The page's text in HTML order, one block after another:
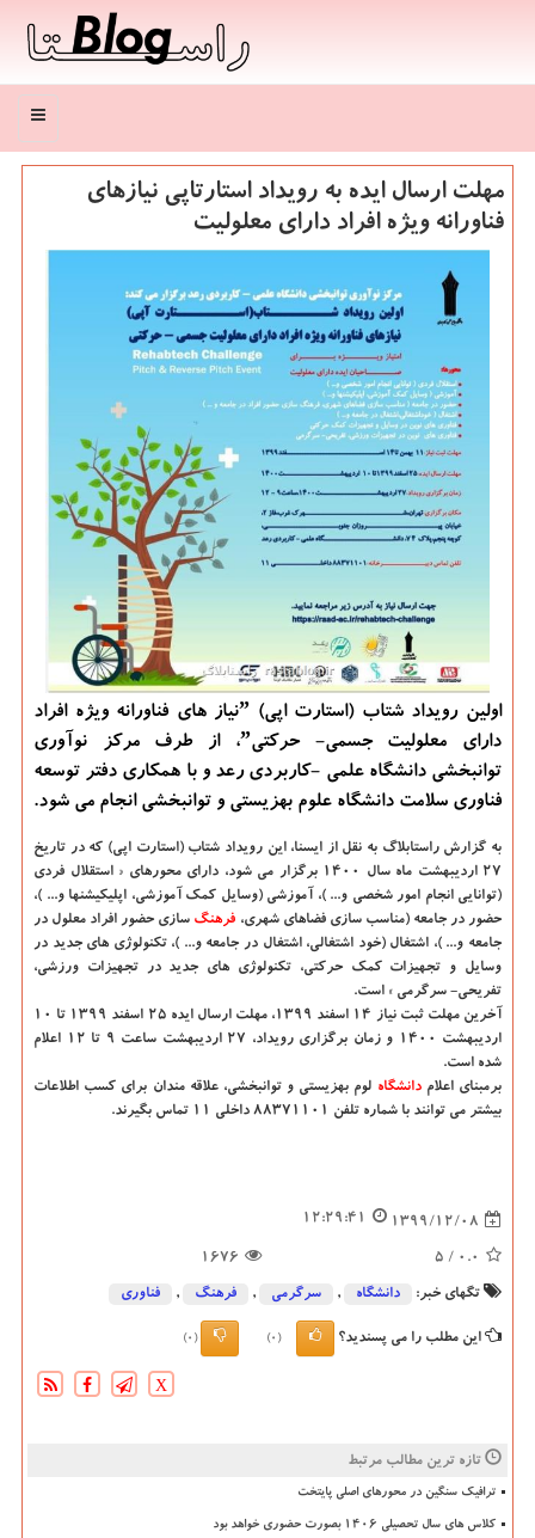
منو
مهلت ارسال ایده به رویداد استارتاپی نیازهای
فناورانه ویژه افراد دارای معلولیت
اولین رویداد شتاب (استارت اپی) ˮنیاز های فناورانه ویژه افراد
دارای معلولیت جسمی- حرکتیˮ، از طرف مرکز نوآوری
توانبخشی دانشگاه علمی -کاربردی رعد و با همکاری دفتر توسعه
فناوری سلامت دانشگاه علوم بهزیستی و توانبخشی انجام می شود.
به گزارش راستابلاگ به نقل از ایسنا،این رویداد شتاب (استارت اپی) که در تاریخ
27 اردیبهشت ماه سال 1400 برگزار می شود، دارای محورهای « استقلال فردی
(توانایی انجام امور شخصی و... )، آموزشی (وسایل کمک آموزشی، اپلیکیشنها و... )،
حضور در جامعه (مناسب سازی فضاهای شهری، فرهنگ سازی حضور افراد معلول در
جامعه و... )، اشتغال (خود اشتغالی، اشتغال در جامعه و... )، تکنولوژی های جدید در
وسایل و تجهیزات کمک حرکتی، تکنولوژی های جدید در تجهیزات ورزشی،
تفریحی- سرگرمی » است.
آخرین مهلت ثبت نیاز 14 اسفند 1399، مهلت ارسال ایده 25 اسفند 1399 تا 10
اردیبهشت 1400 و زمان برگزاری رویداد، 27 اردیبهشت ساعت 9 تا 12 اعلام
شده است.
برمبنای اعلامدانشگاه‌ لوم بهزیستی و توانبخشی، علاقه مندان برای کسب اطلاعات
بیشتر می توانند با شماره تلفن 88371101 داخلی 11 تماس بگیرند.
1399/12/08
12:29:41
0.0
/ 5
1676
تگهای خبر: دانشگاه‌ , سرگرمی , فرهنگ , فناوری
این مطلب را می پسندید؟ (0)
(0)
X
تازه ترین مطالب مرتبط
ترافیک سنگین در محورهای اصلی پایتخت
کلاس های سال تحصیلی ۱۴۰۶ بصورت حضوری خواهد بود